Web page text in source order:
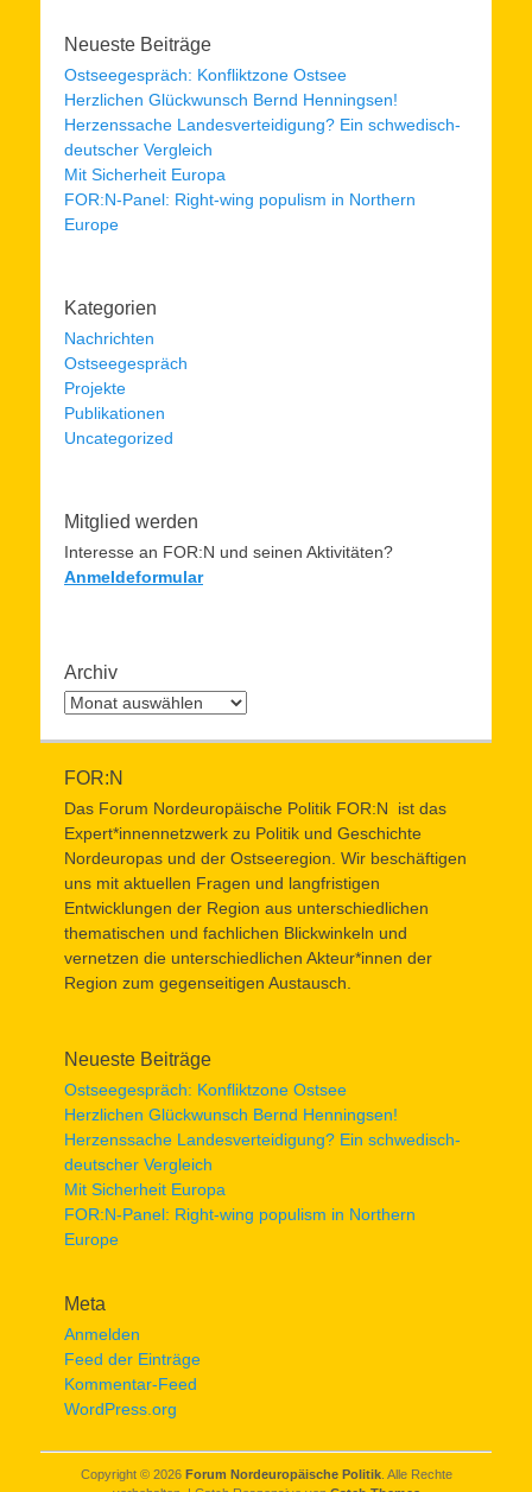
Neueste Beiträge
Ostseegespräch: Konfliktzone Ostsee
Herzlichen Glückwunsch Bernd Henningsen!
Herzenssache Landesverteidigung? Ein schwedisch-
deutscher Vergleich
Mit Sicherheit Europa
FOR:N-Panel: Right-wing populism in Northern
Europe
Kategorien
Nachrichten
Ostseegespräch
Projekte
Publikationen
Uncategorized
Mitglied werden
Interesse an FOR:N und seinen Aktivitäten?
Anmeldeformular
Archiv
Archiv
FOR:N
Das Forum Nordeuropäische Politik FOR:N ist das
Expert*innennetzwerk zu Politik und Geschichte
Nordeuropas und der Ostseeregion. Wir beschäftigen
uns mit aktuellen Fragen und langfristigen
Entwicklungen der Region aus unterschiedlichen
thematischen und fachlichen Blickwinkeln und
vernetzen die unterschiedlichen Akteur*innen der
Region zum gegenseitigen Austausch.
Neueste Beiträge
Ostseegespräch: Konfliktzone Ostsee
Herzlichen Glückwunsch Bernd Henningsen!
Herzenssache Landesverteidigung? Ein schwedisch-
deutscher Vergleich
Mit Sicherheit Europa
FOR:N-Panel: Right-wing populism in Northern
Europe
Meta
Anmelden
Feed der Einträge
Kommentar-Feed
WordPress.org
Copyright © 2026 Forum Nordeuropäische Politik. Alle Rechte